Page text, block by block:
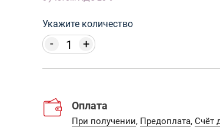
Укажите количество
+
-
Оплата
При получении, Предоплата, Счёт